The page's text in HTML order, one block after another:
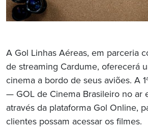
A Gol Linhas Aéreas, em parceria
de streaming Cardume, oferecerá
cinema a bordo de seus aviões. A
— GOL de Cinema Brasileiro no ar
através da plataforma Gol Online,
clientes possam acessar os filmes.